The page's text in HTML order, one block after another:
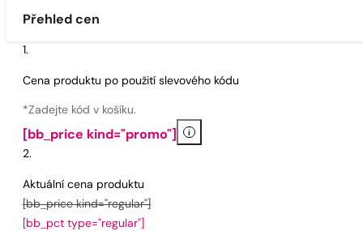
Přehled cen
Cena produktu po použití slevového kódu
*Zadejte kód v košíku.
[bb_price kind="promo"] i
Aktuální cena produktu
[bb_price kind="regular"]
[bb_pct type="regular"]